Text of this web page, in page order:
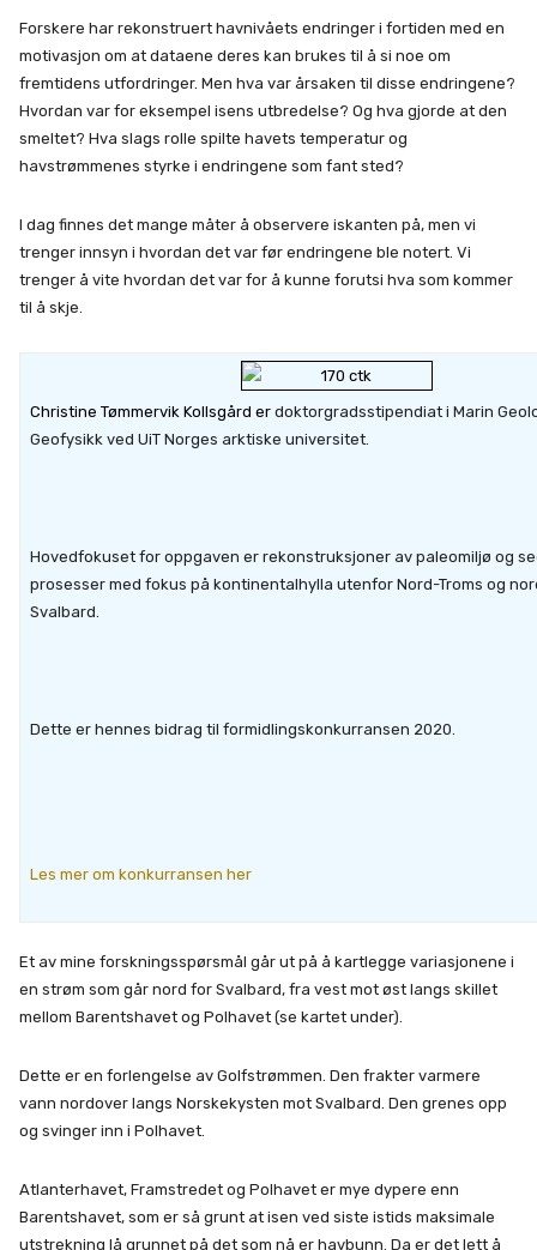
Forskere har rekonstruert havnivåets endringer i fortiden med en
motivasjon om at dataene deres kan brukes til å si noe om
fremtidens utfordringer. Men hva var årsaken til disse endringene?
Hvordan var for eksempel isens utbredelse? Og hva gjorde at den
smeltet? Hva slags rolle spilte havets temperatur og
havstrømmenes styrke i endringene som fant sted?
I dag finnes det mange måter å observere iskanten på, men vi
trenger innsyn i hvordan det var før endringene ble notert. Vi
trenger å vite hvordan det var for å kunne forutsi hva som kommer
til å skje.
Christine Tømmervik Kollsgård er doktorgradsstipendiat i Marin
Geofysikk ved UiT Norges arktiske universitet.
Hovedfokuset for oppgaven er rekonstruksjoner av paleomiljø og
prosesser med fokus på kontinentalhylla utenfor Nord-Troms og
Svalbard.
Dette er hennes bidrag til formidlingskonkurransen 2020.
Les mer om konkurransen her
Et av mine forskningsspørsmål går ut på å kartlegge variasjonene i
en strøm som går nord for Svalbard, fra vest mot øst langs skillet
mellom Barentshavet og Polhavet (se kartet under).
Dette er en forlengelse av Golfstrømmen. Den frakter varmere
vann nordover langs Norskekysten mot Svalbard. Den grenes opp
og svinger inn i Polhavet.
Atlanterhavet, Framstredet og Polhavet er mye dypere enn
Barentshavet, som er så grunt at isen ved siste istids maksimale
utstrekning lå grunnet på det som nå er havbunn. Da er det lett å